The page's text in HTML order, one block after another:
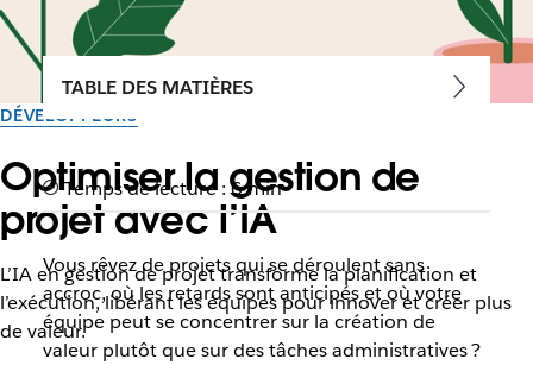
DÉVELOPPEURS
Optimiser la gestion de
projet avec l’IA
L’IA en gestion de projet transforme la planification et
l’exécution, libérant les équipes pour innover et créer plus
de valeur.
TABLE DES MATIÈRES
Temps de lecture : 6 min
Vous rêvez de projets qui se déroulent sans
accroc, où les retards sont anticipés et où votre
équipe peut se concentrer sur la création de
valeur plutôt que sur des tâches administratives ?